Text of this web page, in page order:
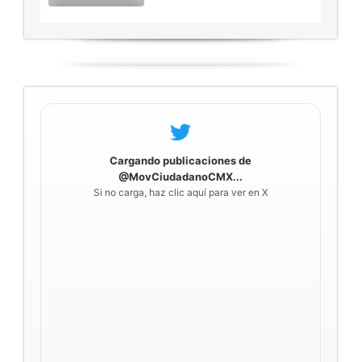
Cargando publicaciones de
@MovCiudadanoCMX...
Si no carga, haz clic aquí para ver en X